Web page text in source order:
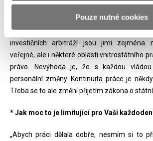
Pouze nutné cookies
„Výhoda je, že se k vám dostane zajímavá
museli hledat. Když jste šikovní, práce si vás
věnovat oblastem práva, které jsou s tím
investičních arbitráží jsou jimi zejména
veřejné, ale i některé oblasti vnitrostátního
právo. Nevýhoda je, že s každou
personální změny. Kontinuita práce je
Třeba se to ale změní přijetím zákona o státní
* Jak moc to je limitující pro Vaši
„Abych práci dělala dobře, nesmím si to